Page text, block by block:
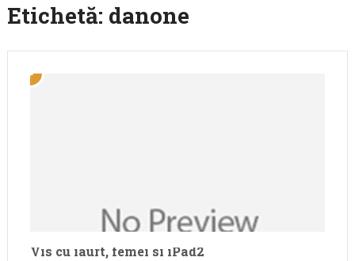
Etichetă: danone
Vis cu iaurt, femei si iPad2